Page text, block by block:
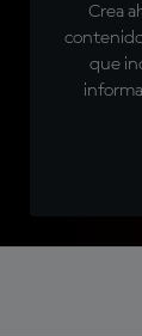
Crea
que